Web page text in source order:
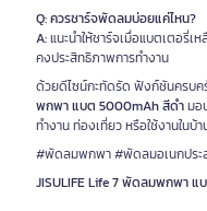
Q: ควรชาร์จพัดลมบ่อยแค่ไหน?
A:แนะนำให้ชาร์จเมื่อแบตเตอรี่เ
คงประสิทธิภาพการทำงาน
ด้วยดีไซน์กะทัดรัด ฟังก์ชันครบค
พกพา แบต 5000mAh สีดำมอ
ทำงาน ท่องเที่ยว หรือใช้งานในบ้
#พัดลมพกพา #พัดลมอเนกปร
JISULIFE Life 7 พัดลมพกพา